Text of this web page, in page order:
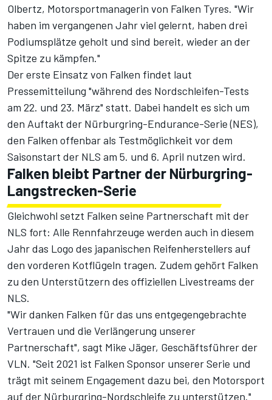
Olbertz, Motorsportmanagerin von Falken Tyres. "Wir
haben im vergangenen Jahr viel gelernt, haben drei
Podiumsplätze geholt und sind bereit, wieder an der
Spitze zu kämpfen."
Der erste Einsatz von Falken findet laut
Pressemitteilung "während des Nordschleifen-Tests
am 22. und 23. März" statt. Dabei handelt es sich um
den Auftakt der Nürburgring-Endurance-Serie(NES),
den Falken offenbar als Testmöglichkeit vor dem
Saisonstart der NLS am 5. und 6. April nutzen wird.
Falken bleibt Partner der Nürburgring-
Langstrecken-Serie
Gleichwohl setzt Falken seine Partnerschaft mit der
NLS fort: Alle Rennfahrzeuge werden auch in diesem
Jahr das Logo des japanischen Reifenherstellers auf
den vorderen Kotflügeln tragen. Zudem gehört Falken
zu den Unterstützern des offiziellen Livestreams der
NLS.
"Wir danken Falken für das uns entgegengebrachte
Vertrauen und die Verlängerung unserer
Partnerschaft", sagt Mike Jäger, Geschäftsführer der
VLN. "Seit 2021 ist Falken Sponsor unserer Serie und
trägt mit seinem Engagement dazu bei, den Motorsport
auf der Nürburgring-Nordschleife zu unterstützen."